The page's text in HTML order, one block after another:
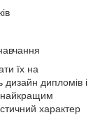
їх на
дипломів і
найкращим
характер